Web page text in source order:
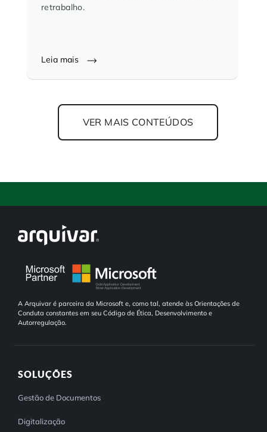
retrabalho.
Leia mais
VER MAIS CONTEÚDOS
A Arquivar é parceira da Microsoft e, como tal, atende às Orientações de
Conduta constantes em seu Código de Ética, Desenvolvimento e
Autorregulação.
SOLUÇÕES
Gestão de Documentos
Digitalização